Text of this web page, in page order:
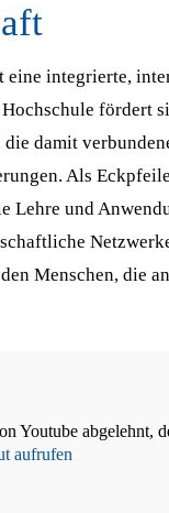
eine integrierte,
fördert
damit
Als
Lehre und
Menschen, die
Youtube abgelehnt,
aufrufen